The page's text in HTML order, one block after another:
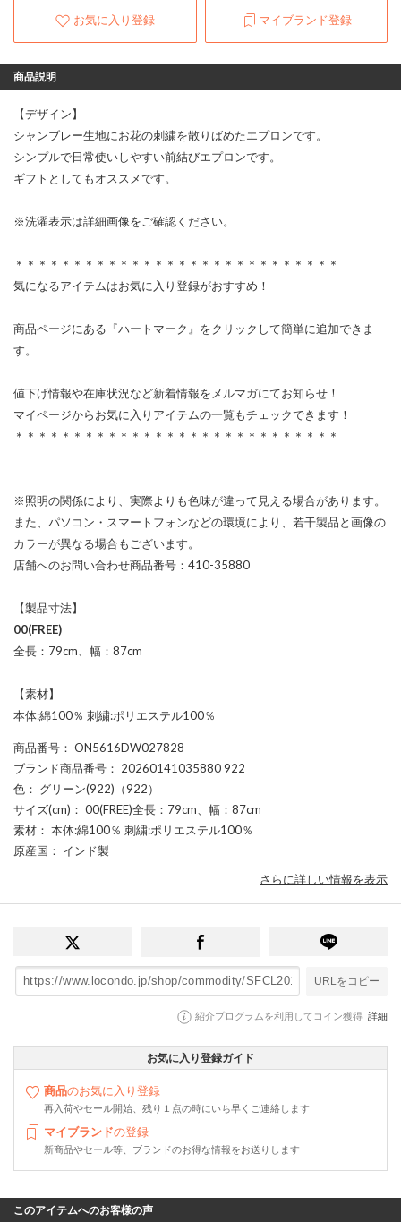
お気に入り登録 マイブランド登録
商品説明
【デザイン】
シャンブレー生地にお花の刺繍を散りばめたエプロンです。
シンプルで日常使いしやすい前結びエプロンです。
ギフトとしてもオススメです。
※洗濯表示は詳細画像をご確認ください。
＊＊＊＊＊＊＊＊＊＊＊＊＊＊＊＊＊＊＊＊＊＊＊＊＊＊＊＊
気になるアイテムはお気に入り登録がおすすめ！
商品ページにある『ハートマーク』をクリックして簡単に追加できま
す。
値下げ情報や在庫状況など新着情報をメルマガにてお知らせ！
マイページからお気に入りアイテムの一覧もチェックできます！
＊＊＊＊＊＊＊＊＊＊＊＊＊＊＊＊＊＊＊＊＊＊＊＊＊＊＊＊
※照明の関係により、実際よりも色味が違って見える場合があります。
また、パソコン・スマートフォンなどの環境により、若干製品と画像の
カラーが異なる場合もございます。
店舗へのお問い合わせ商品番号：410-35880
【製品寸法】
00(FREE)
全長：79cm、幅：87cm
【素材】
本体:綿100％ 刺繍:ポリエステル100％
商品番号 ： ON5616DW027828
ブランド商品番号 ： 20260141035880 922
色 ： グリーン(922)（922）
サイズ(cm) ： 00(FREE)全長：79cm、幅：87cm
素材 ： 本体:綿100％ 刺繍:ポリエステル100％
原産国 ： インド製
さらに詳しい情報を表示
URLをコピー
紹介プログラムを利用してコイン獲得 詳細
お気に入り登録ガイド
商品のお気に入り登録
再入荷やセール開始、残り１点の時にいち早くご連絡します
マイブランドの登録
新商品やセール等、ブランドのお得な情報をお送りします
このアイテムへのお客様の声